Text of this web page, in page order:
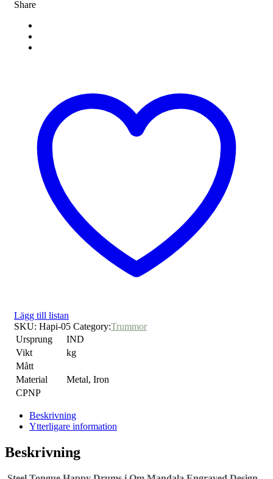
Share
Lägg till listan
SKU: Hapi-05 Category:Trummor
Ursprung
IND
Vikt
kg
Mått
Material
Metal, Iron
CPNP
Beskrivning
Ytterligare information
Beskrivning